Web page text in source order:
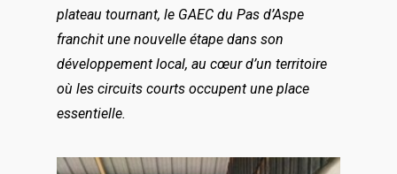
plateau tournant, le GAEC du Pas d’Aspe
franchit une nouvelle étape dans son
développement local, au cœur d’un territoire
où les circuits courts occupent une place
essentielle.